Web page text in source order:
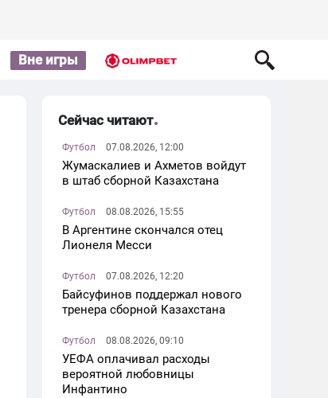
Вне игры
Сейчас читают
Футбол 07.08.2026, 12:00
Жумаскалиев и Ахметов войдут
в штаб сборной Казахстана
Футбол 08.08.2026, 15:55
В Аргентине скончался отец
Лионеля Месси
Футбол 07.08.2026, 12:20
Байсуфинов поддержал нового
тренера сборной Казахстана
Футбол 08.08.2026, 09:10
УЕФА оплачивал расходы
вероятной любовницы
Инфантино